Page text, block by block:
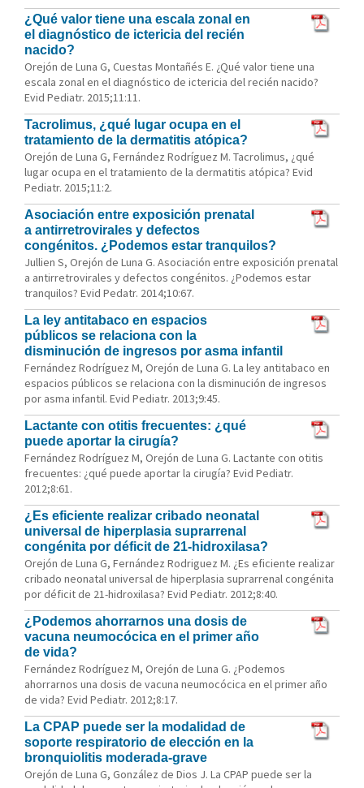
¿Qué valor tiene una escala zonal en
el diagnóstico de ictericia del recién
nacido?
Orejón de Luna G, Cuestas Montañés E. ¿Qué valor tiene una
escala zonal en el diagnóstico de ictericia del recién nacido?
Evid Pediatr. 2015;11:11.
Tacrolimus, ¿qué lugar ocupa en el
tratamiento de la dermatitis atópica?
Orejón de Luna G, Fernández Rodríguez M. Tacrolimus, ¿qué
lugar ocupa en el tratamiento de la dermatitis atópica? Evid
Pediatr. 2015;11:2.
Asociación entre exposición prenatal
a antirretrovirales y defectos
congénitos. ¿Podemos estar tranquilos?
Jullien S, Orejón de Luna G. Asociación entre exposición prenatal
a antirretrovirales y defectos congénitos. ¿Podemos estar
tranquilos? Evid Pedatr. 2014;10:67.
La ley antitabaco en espacios
públicos se relaciona con la
disminución de ingresos por asma infantil
Fernández Rodríguez M, Orejón de Luna G. La ley antitabaco en
espacios públicos se relaciona con la disminución de ingresos
por asma infantil. Evid Pediatr. 2013;9:45.
Lactante con otitis frecuentes: ¿qué
puede aportar la cirugía?
Fernández Rodríguez M, Orejón de Luna G. Lactante con otitis
frecuentes: ¿qué puede aportar la cirugía? Evid Pediatr.
2012;8:61.
¿Es eficiente realizar cribado neonatal
universal de hiperplasia suprarrenal
congénita por déficit de 21-hidroxilasa?
Orejón de Luna G, Fernández Rodriguez M. ¿Es eficiente realizar
cribado neonatal universal de hiperplasia suprarrenal congénita
por déficit de 21-hidroxilasa? Evid Pediatr. 2012;8:40.
¿Podemos ahorrarnos una dosis de
vacuna neumocócica en el primer año
de vida?
Fernández Rodríguez M, Orejón de Luna G. ¿Podemos
ahorrarnos una dosis de vacuna neumocócica en el primer año
de vida? Evid Pediatr. 2012;8:17.
La CPAP puede ser la modalidad de
soporte respiratorio de elección en la
bronquiolitis moderada-grave
Orejón de Luna G, González de Dios J. La CPAP puede ser la